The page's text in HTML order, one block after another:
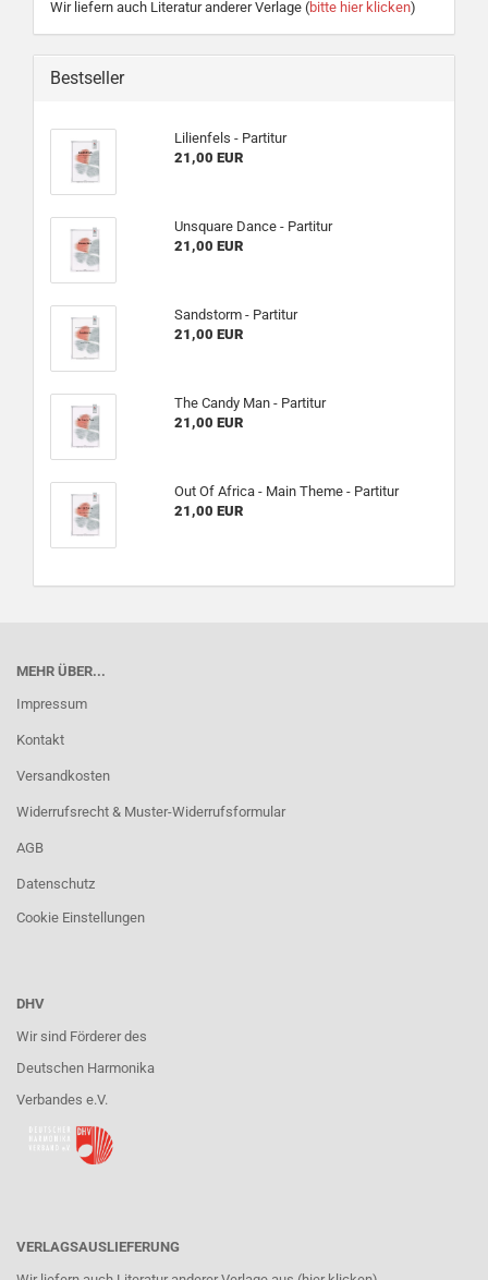
Wir liefern auch Literatur anderer Verlage (bitte hier klicken)
Bestseller
Lilienfels - Partitur
21,00 EUR
Unsquare Dance - Partitur
21,00 EUR
Sandstorm - Partitur
21,00 EUR
The Candy Man - Partitur
21,00 EUR
Out Of Africa - Main Theme - Partitur
21,00 EUR
MEHR ÜBER...
Impressum
Kontakt
Versandkosten
Widerrufsrecht & Muster-Widerrufsformular
AGB
Datenschutz
Cookie Einstellungen
DHV
Wir sind Förderer des
Deutschen Harmonika
Verbandes e.V.
VERLAGSAUSLIEFERUNG